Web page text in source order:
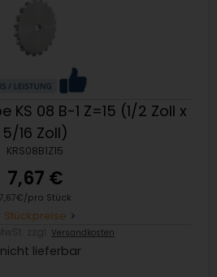
KS 08 B-1 Z=15 (1/2 Zoll x
5/16 Zoll)
KRS08B1Z15
7,67 €
7,67€/pro Stück
Stückpreise
Versandkosten
nicht lieferbar